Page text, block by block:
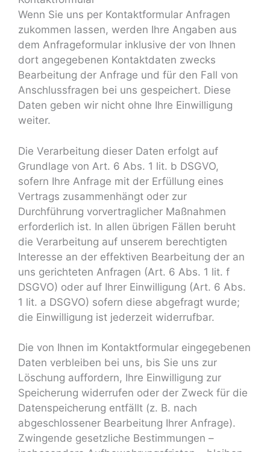
Wenn Sie uns per Kontaktformular Anfragen
zukommen lassen, werden Ihre Angaben aus
dem Anfrageformular inklusive der von Ihnen
dort angegebenen Kontaktdaten zwecks
Bearbeitung der Anfrage und für den Fall von
Anschlussfragen bei uns gespeichert. Diese
Daten geben wir nicht ohne Ihre Einwilligung
weiter.
Die Verarbeitung dieser Daten erfolgt auf
Grundlage von Art. 6 Abs. 1 lit. b DSGVO,
sofern Ihre Anfrage mit der Erfüllung eines
Vertrags zusammenhängt oder zur
Durchführung vorvertraglicher Maßnahmen
erforderlich ist. In allen übrigen Fällen beruht
die Verarbeitung auf unserem berechtigten
Interesse an der effektiven Bearbeitung der an
uns gerichteten Anfragen (Art. 6 Abs. 1 lit. f
DSGVO) oder auf Ihrer Einwilligung (Art. 6 Abs.
1 lit. a DSGVO) sofern diese abgefragt wurde;
die Einwilligung ist jederzeit widerrufbar.
Die von Ihnen im Kontaktformular eingegebenen
Daten verbleiben bei uns, bis Sie uns zur
Löschung auffordern, Ihre Einwilligung zur
Speicherung widerrufen oder der Zweck für die
Datenspeicherung entfällt (z. B. nach
abgeschlossener Bearbeitung Ihrer Anfrage).
Zwingende gesetzliche Bestimmungen –